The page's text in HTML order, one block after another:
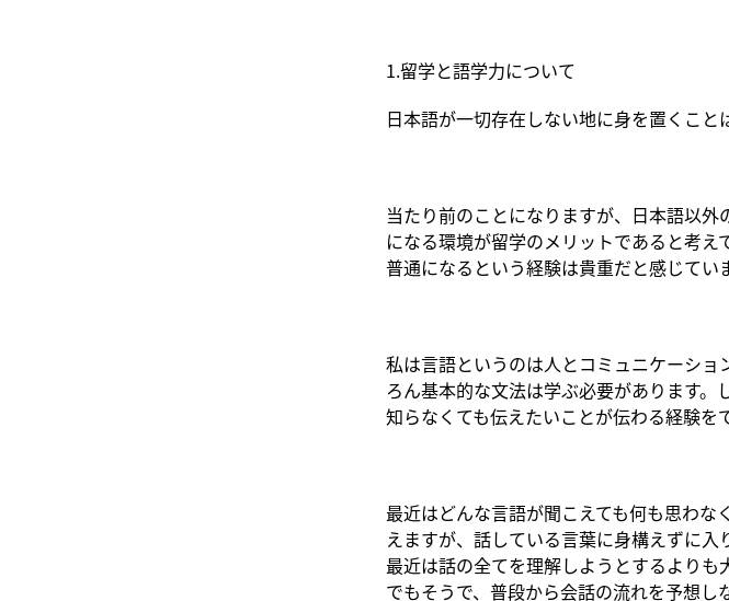
1.留学と語学力について
日本語が一切存在しない地に身を置くこと
当たり前のことになりますが、日本語以
になる環境が留学のメリットであると考
普通になるという経験は貴重だと感じてい
私は言語というのは人とコミュニケーショ
ろん基本的な文法は学ぶ必要があります
知らなくても伝えたいことが伝わる経験を
最近はどんな言語が聞こえても何も思わ
えますが、話している言葉に身構えずに入
最近は話の全てを理解しようとするより
でもそうで、普段から会話の流れを予想